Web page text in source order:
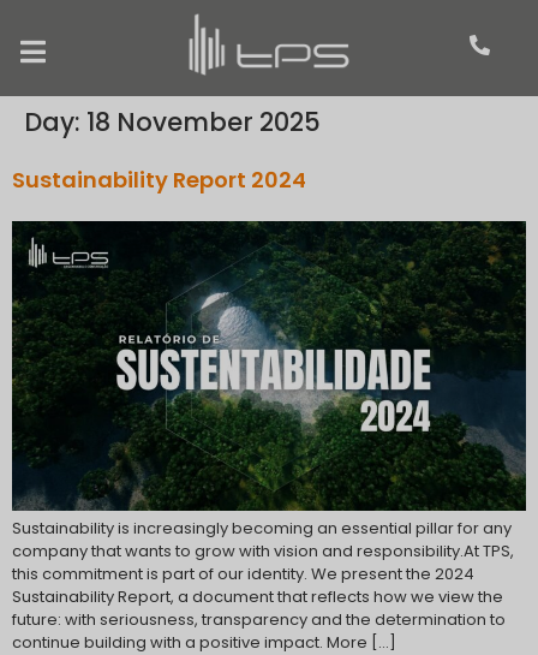
Day: 18 November 2025
Sustainability Report 2024
Sustainability is increasingly becoming an essential pillar for any
company that wants to grow with vision and responsibility.At TPS,
this commitment is part of our identity. We present the 2024
Sustainability Report, a document that reflects how we view the
future: with seriousness, transparency and the determination to
continue building with a positive impact. More […]